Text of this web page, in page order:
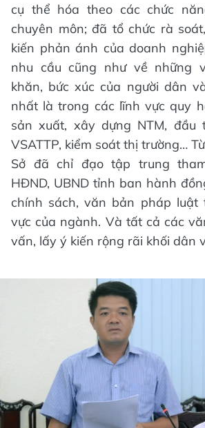
cụ thể hóa theo các chức
chuyên môn; đã tổ chức rà
kiến phản ánh của doanh
nhu cầu cũng như về những
khăn, bức xúc của người dân
nhất là trong các lĩnh vực quy
sản xuất, xây dựng NTM, đầu
VSATTP, kiểm soát thị trường…
Sở đã chỉ đạo tập trung
HĐND, UBND tỉnh ban hành
chính sách, văn bản pháp luật
vực của ngành. Và tất cả các
vấn, lấy ý kiến rộng rãi khối dân